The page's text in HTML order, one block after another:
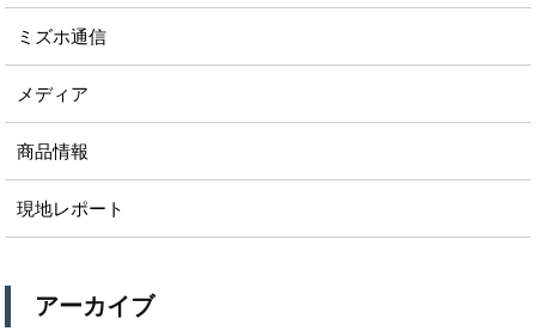
ミズホ通信
メディア
商品情報
現地レポート
アーカイブ